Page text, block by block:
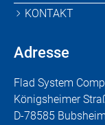
KONTAKT
Adresse
Flad System
Königsheimer
D-78585 Bubsheim